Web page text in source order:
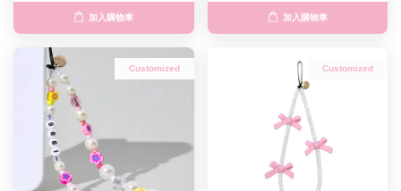
加入購物車 加入購物車
Customized Customized